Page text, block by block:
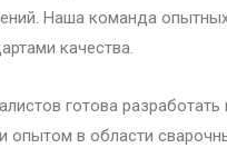
Наша команда
качества.
готова
опытом в области